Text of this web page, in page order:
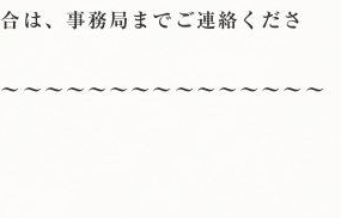
は、事務局までご連絡くださ
〜〜〜〜〜〜〜〜〜〜〜〜〜〜